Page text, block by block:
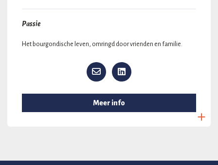
Passie
Het bourgondische leven, omringd door vrienden en familie.
Meer info